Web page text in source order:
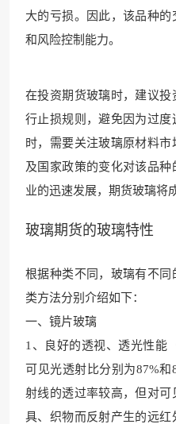
大的亏损。因此，该品种
和风险控制能力。
在投资期货玻璃时，建议
行止损规则，避免因为过度
时，需要关注玻璃原材料
及国家政策的变化对该品
业的迅速发展，期货玻璃将
玻璃期货的玻璃特性
根据种类不同，玻璃有不
类方法分别介绍如下：
一、镜片玻璃
1、良好的透视、透光性能
可见光透射比分别为87%
射线的透过率较高，但对
具、织物而反射产生的远